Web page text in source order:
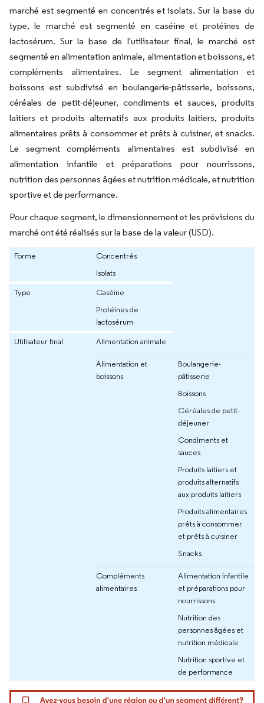
marché est segmenté en concentrés et isolats. Sur la base du
type, le marché est segmenté en caséine et protéines de
lactosérum. Sur la base de l'utilisateur final, le marché est
segmenté en alimentation animale, alimentation et boissons, et
compléments alimentaires. Le segment alimentation et
boissons est subdivisé en boulangerie-pâtisserie, boissons,
céréales de petit-déjeuner, condiments et sauces, produits
laitiers et produits alternatifs aux produits laitiers, produits
alimentaires prêts à consommer et prêts à cuisiner, et snacks.
Le segment compléments alimentaires est subdivisé en
alimentation infantile et préparations pour nourrissons,
nutrition des personnes âgées et nutrition médicale, et nutrition
sportive et de performance.
Pour chaque segment, le dimensionnement et les prévisions du
marché ont été réalisés sur la base de la valeur (USD).
Forme
Concentrés
Isolats
Type
Caséine
Protéines de
lactosérum
Utilisateur final
Alimentation animale
Alimentation et
boissons
Boulangerie-
pâtisserie
Boissons
Céréales de petit-
déjeuner
Condiments et
sauces
Produits laitiers et
produits alternatifs
aux produits laitiers
Produits alimentaires
prêts à consommer
et prêts à cuisiner
Snacks
Compléments
alimentaires
Alimentation infantile
et préparations pour
nourrissons
Nutrition des
personnes âgées et
nutrition médicale
Nutrition sportive et
de performance